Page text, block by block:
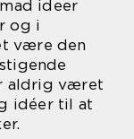
ideer
og i
være den
aldrig været
idéer til at